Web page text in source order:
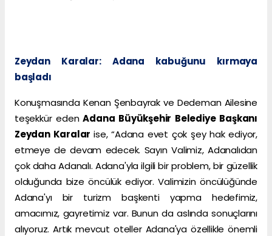
Zeydan Karalar: Adana kabuğunu kırmaya
başladı
Konuşmasında Kenan Şenbayrak ve Dedeman Ailesine
teşekkür edenAdana Büyükşehir Belediye Başkanı
Zeydan Karalarise, “Adana evet çok şey hak ediyor,
etmeye de devam edecek. Sayın Valimiz, Adanalıdan
çok daha Adanalı. Adana'yla ilgili bir problem, bir güzellik
olduğunda bize öncülük ediyor. Valimizin öncülüğünde
Adana'yı bir turizm başkenti yapma hedefimiz,
amacımız, gayretimiz var. Bunun da aslında sonuçlarını
alıyoruz. Artık mevcut oteller Adana'ya özellikle önemli